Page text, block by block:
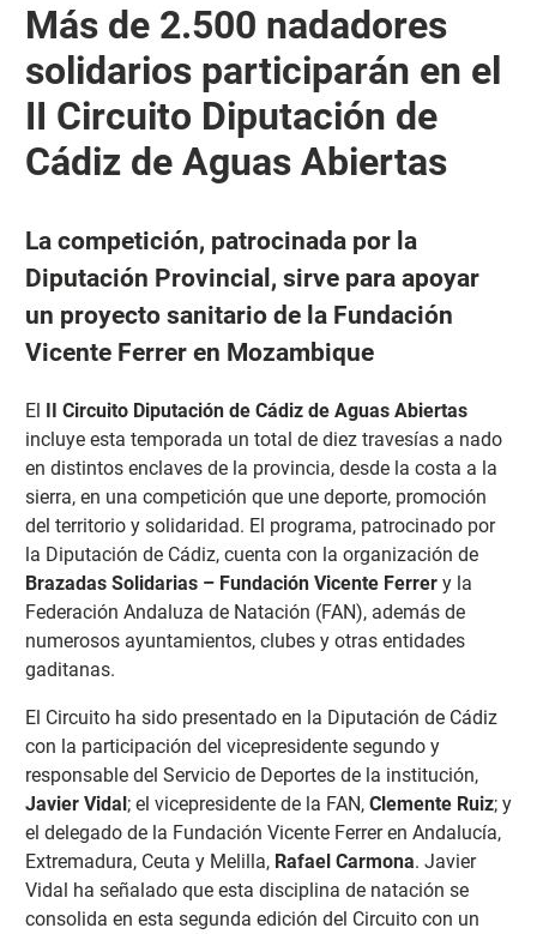
Más de 2.500 nadadores
solidarios participarán en el
II Circuito Diputación de
Cádiz de Aguas Abiertas
La competición, patrocinada por la
Diputación Provincial, sirve para apoyar
un proyecto sanitario de la Fundación
Vicente Ferrer en Mozambique
El II Circuito Diputación de Cádiz de Aguas Abiertas
incluye esta temporada un total de diez travesías a nado
en distintos enclaves de la provincia, desde la costa a la
sierra, en una competición que une deporte, promoción
del territorio y solidaridad. El programa, patrocinado por
la Diputación de Cádiz, cuenta con la organización de
Brazadas Solidarias – Fundación Vicente Ferrery la
Federación Andaluza de Natación (FAN), además de
numerosos ayuntamientos, clubes y otras entidades
gaditanas.
El Circuito ha sido presentado en la Diputación de Cádiz
con la participación del vicepresidente segundo y
responsable del Servicio de Deportes de la institución,
Javier Vidal; el vicepresidente de la FAN, Clemente Ruiz; y
el delegado de la Fundación Vicente Ferrer en Andalucía,
Extremadura, Ceuta y Melilla, Rafael Carmona. Javier
Vidal ha señalado que esta disciplina de natación se
consolida en esta segunda edición del Circuito con un